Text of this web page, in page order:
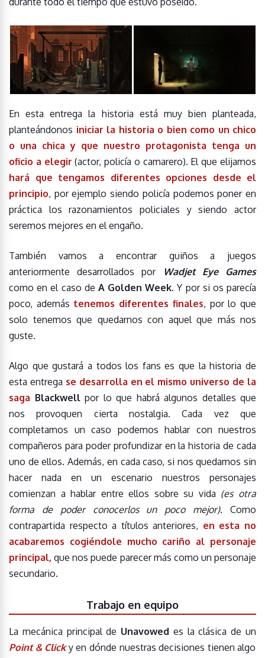
En esta entrega la historia está muy bien planteada,
planteándonos iniciar la historia o bien como un chico
o una chica y que nuestro protagonista tenga un
oficio a elegir(actor, policía o camarero). El que elijamos
hará que tengamos diferentes opciones desde el
principio, por ejemplo siendo policía podemos poner en
práctica los razonamientos policiales y siendo actor
seremos mejores en el engaño.
También vamos a encontrar guiños a juegos
anteriormente desarrollados por
Wadjet Eye Games
como en el caso de A Golden Week. Y por si os parecía
poco, además tenemos diferentes finales, por lo que
solo tenemos que quedarnos con aquel que más nos
guste.
Algo que gustará a todos los fans es que la historia de
esta entrega se desarrolla en el mismo universo de la
saga Blackwellpor lo que habrá algunos detalles que
nos provoquen cierta nostalgia. Cada vez que
completamos un caso podemos hablar con nuestros
compañeros para poder profundizar en la historia de cada
uno de ellos. Además, en cada caso, si nos quedamos sin
hacer nada en un escenario nuestros personajes
comienzan a hablar entre ellos sobre su vida (es otra
forma de poder conocerlos un poco mejor). Como
contrapartida respecto a títulos anteriores, en esta no
acabaremos cogiéndole mucho cariño al personaje
principal, que nos puede parecer más como un personaje
secundario.
Trabajo en equipo
La mecánica principal de Unavowed es la clásica de un
Point & Clicky en dónde nuestras decisiones tienen algo